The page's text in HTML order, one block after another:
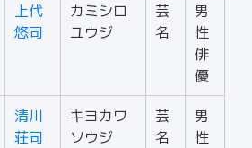
上代
悠司
カミシロ
ユウジ
芸
名
男
性
俳
優
清川
荘司
キヨカワ
ソウジ
芸
名
男
性